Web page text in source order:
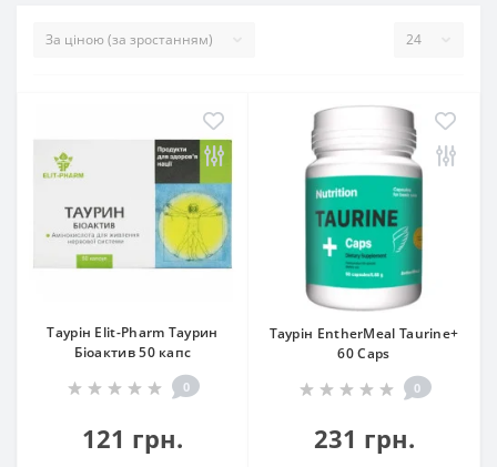
Таурін Elit-Pharm Таурин
Біоактив 50 капс
0
121 грн.
Таурін EntherMeal Taurine+
60 Caps
0
231 грн.